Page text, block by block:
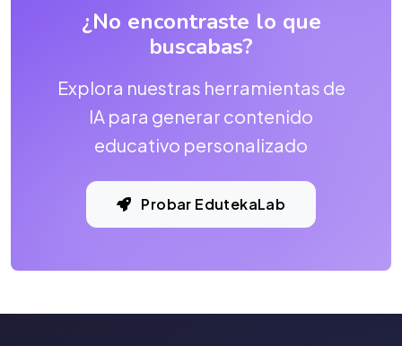
¿No encontraste lo que
buscabas?
Explora nuestras herramientas de
IA para generar contenido
educativo personalizado
Probar EdutekaLab